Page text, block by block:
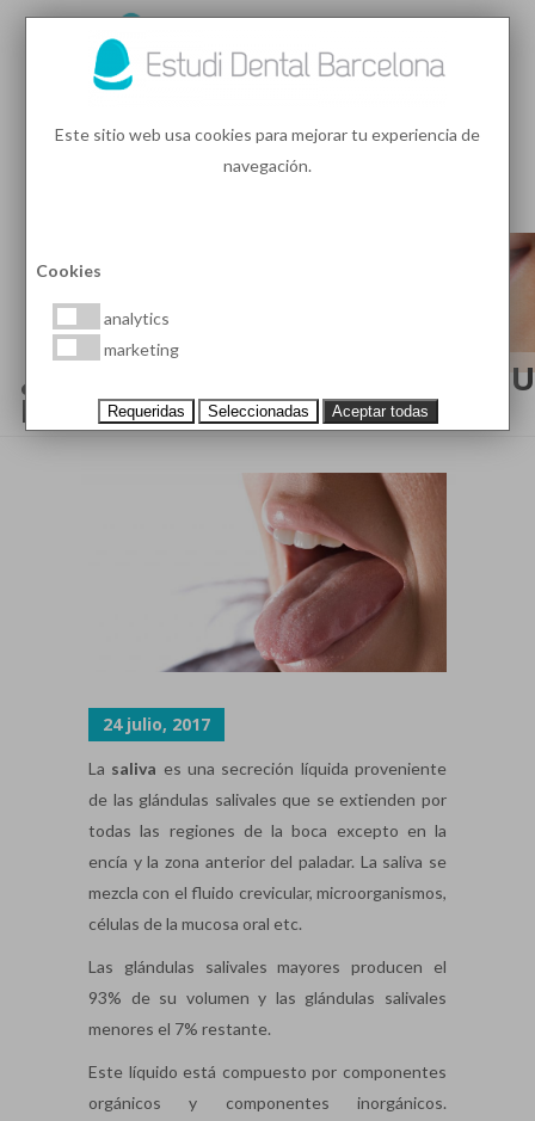
¿QUÉ ES LA SALIVA Y CUÁL ES SU
FUNCIÓN?
24 julio, 2017
La saliva es una secreción líquida proveniente
de las glándulas salivales que se extienden por
todas las regiones de la boca excepto en la
encía y la zona anterior del paladar. La saliva se
mezcla con el fluido crevicular, microorganismos,
células de la mucosa oral etc.
Las glándulas salivales mayores producen el
93% de su volumen y las glándulas salivales
menores el 7% restante.
Este líquido está compuesto por componentes
orgánicos y componentes inorgánicos.
Este sitio web usa cookies para mejorar tu experiencia de
navegación.
Cookies
analytics
marketing
Requeridas Seleccionadas Aceptar todas